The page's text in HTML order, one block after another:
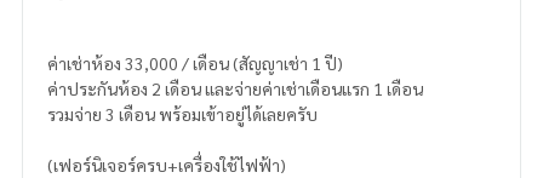
ค่าเช่าห้อง 33,000 / เดือน (สัญญาเช่า 1 ปี)
ค่าประกันห้อง 2 เดือน และจ่ายค่าเช่าเดือนแรก 1 เดือน
รวมจ่าย 3 เดือน พร้อมเข้าอยู่ได้เลยครับ
(เฟอร์นิเจอร์ครบ+เครื่องใช้ไฟฟ้า)